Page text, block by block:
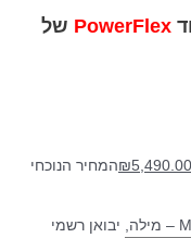
PowerFlex של
₪5,490.00
המחיר הנוכחי
כמות של כיריים אינדוקציה Miele KM 7464 FL – מילה, יבואן רשמי